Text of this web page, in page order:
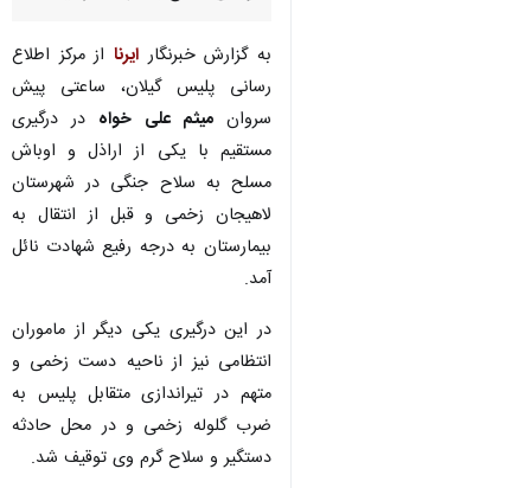
به گزارش خبرنگار ایرنا از مرکز اطلاع
رسانی پلیس گیلان، ساعتی پیش
سروانمیثم علی خواه در درگیری
مستقیم با یکی از اراذل و اوباش
مسلح به سلاح جنگی در شهرستان
لاهیجان زخمی و قبل از انتقال به
بیمارستان به درجه رفیع شهادت نائل
آمد.
در این درگیری یکی دیگر از ماموران
انتظامی نیز از ناحیه دست زخمی و
متهم در تیراندازی متقابل پلیس به
ضرب گلوله زخمی و در محل حادثه
دستگیر و سلاح گرم وی توقیف شد.